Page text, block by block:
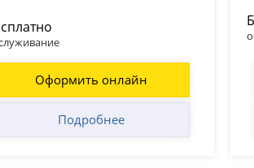
Оформить онлайн
Подробнее